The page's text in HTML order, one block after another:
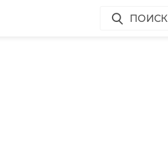
ПОИСК